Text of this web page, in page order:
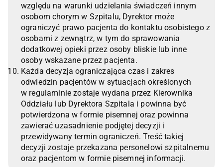
względu na warunki udzielania świadczeń innym
osobom chorym w Szpitalu, Dyrektor może
ograniczyć prawo pacjenta do kontaktu osobistego z
osobami z zewnątrz, w tym do sprawowania
dodatkowej opieki przez osoby bliskie lub inne
osoby wskazane przez pacjenta.
Każda decyzja ograniczająca czas i zakres
odwiedzin pacjentów w sytuacjach określonych
w regulaminie zostaje wydana przez Kierownika
Oddziału lub Dyrektora Szpitala i powinna być
potwierdzona w formie pisemnej oraz powinna
zawierać uzasadnienie podjętej decyzji i
przewidywany termin ograniczeń. Treść takiej
decyzji zostaje przekazana personelowi szpitalnemu
oraz pacjentom w formie pisemnej informacji.